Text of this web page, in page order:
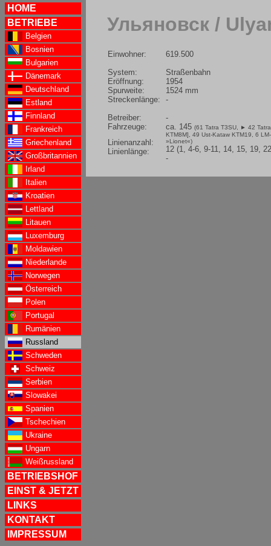
HOME
BETRIEBE
Belgien
Bosnien
Bulgarien
Dänemark
Deutschland
Estland
Finnland
Frankreich
Griechenland
Großbritannien
Irland
Italien
Kroatien
Lettland
Litauen
Luxemburg
Moldawien
Niederlande
Norwegen
Österreich
Polen
Portugal
Rumänien
Russland
Schweden
Schweiz
Serbien
Slowakei
Spanien
Tschechien
Ukraine
Ungarn
Weißrussland
BETRIEBSHOF
EINST & JETZT
LINKS
KONTAKT
IMPRESSUM
Ульяновск /
Einwohner:
System:
Eröffnung:
Spurweite:
Streckenlänge:
Betreiber:
Fahrzeuge:
Linienanzahl:
Linienlänge:
619.500
Straßenbahn
1954
1524 mm
-
-
ca. 145 (61 Tatra T3SU,
► 42
KTM8M], 49 Ust-Kataw KTM19, 6
»Lionet«)
12 (1, 4-6, 9-11, 14, 15, 19,
-